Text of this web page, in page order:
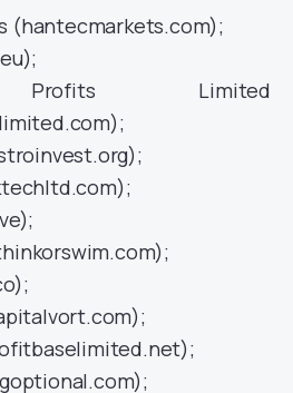
(hantecmarkets.com);
Limited